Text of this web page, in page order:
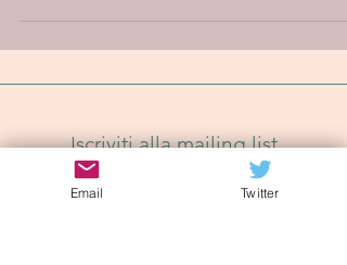
Iscriviti alla mailing list
Email Twitter